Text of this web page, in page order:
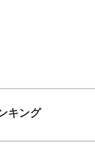
キング